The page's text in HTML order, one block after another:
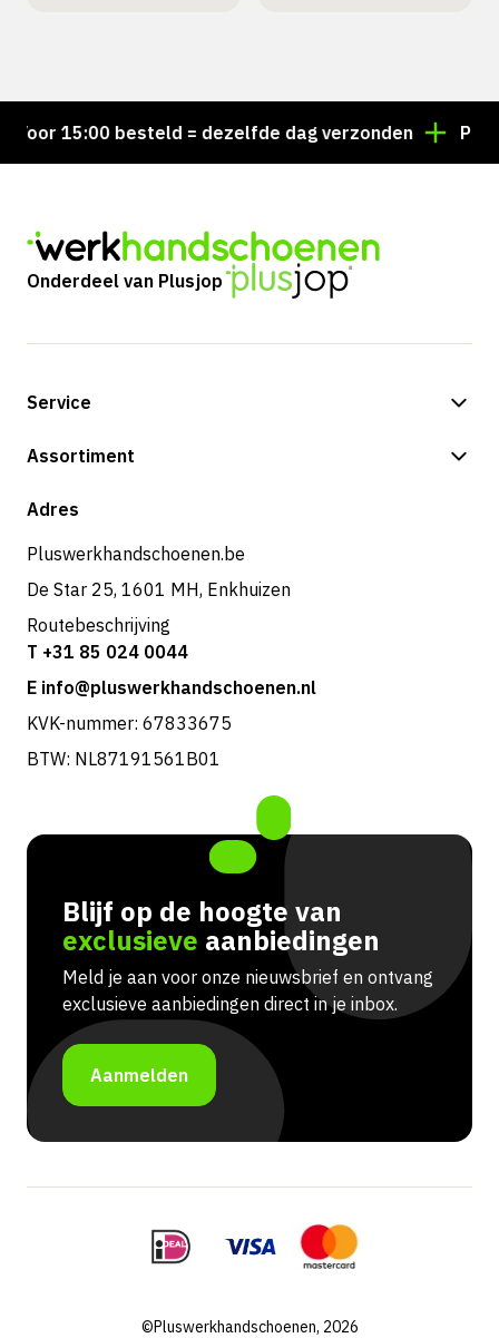
15:00 besteld = dezelfde dag verzonden
Onderdeel van Plusjop
Service
Betalingsmogelijkheden
Retouren & service
Assortiment
Shop
Adres
Pluswerkhandschoenen.be
De Star 25, 1601 MH, Enkhuizen
Routebeschrijving
T +31 85 024 0044
E info@pluswerkhandschoenen.nl
KVK-nummer: 67833675
BTW: NL87191561B01
Blijf op de hoogte van
exclusieve aanbiedingen
Meld je aan voor onze nieuwsbrief en ontvang
exclusieve aanbiedingen direct in je inbox.
Aanmelden
©Pluswerkhandschoenen, 2026